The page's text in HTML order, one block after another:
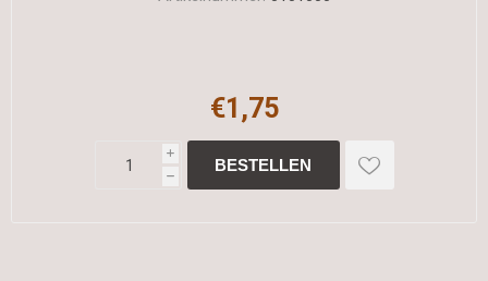
€1,75
i
h